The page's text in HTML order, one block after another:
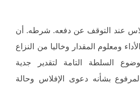
عند التوقف عن دفعه. شرطه. أن
ومعلوم المقدار وخاليا من النزاع
السلطة التامة لتقدير جدية
بشأنه دعوى الإفلاس وحالة